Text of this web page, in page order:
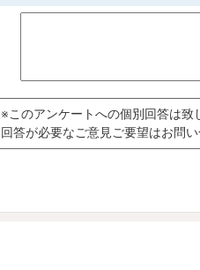
※このアンケートへの個別回答は致
回答が必要なご意見ご要望はお問